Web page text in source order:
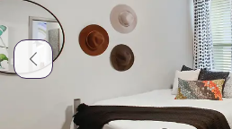
Plus Chinese
Català
Italian